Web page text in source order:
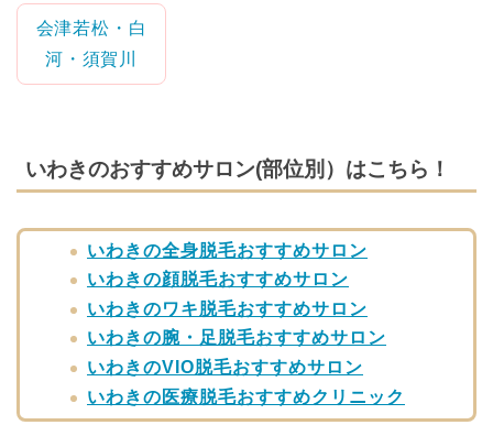
会津若松・白
河・須賀川
いわきのおすすめサロン(部位別）はこちら！
いわきの全身脱毛おすすめサロン
いわきの顔脱毛おすすめサロン
いわきのワキ脱毛おすすめサロン
いわきの腕・足脱毛おすすめサロン
いわきのVIO脱毛おすすめサロン
いわきの医療脱毛おすすめクリニック